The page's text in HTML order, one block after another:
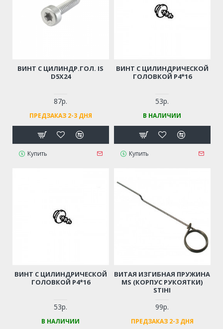
ВИНТ С ЦИЛИНДР.ГОЛ. IS
D5Х24
87р.
ПРЕДЗАКАЗ 2-3 ДНЯ
Купить
ВИНТ С ЦИЛИНДРИЧЕСКОЙ
ГОЛОВКОЙ Р4*16
53р.
В НАЛИЧИИ
Купить
ВИНТ С ЦИЛИНДРИЧЕСКОЙ
ГОЛОВКОЙ Р4*16
53р.
В НАЛИЧИИ
ВИТАЯ ИЗГИБНАЯ ПРУЖИНА
MS (КОРПУС РУКОЯТКИ)
STIHI
99р.
ПРЕДЗАКАЗ 2-3 ДНЯ